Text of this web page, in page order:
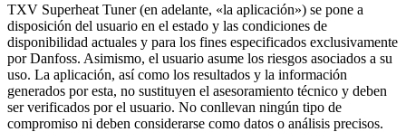
TXV Superheat Tuner (en adelante, «la aplicación») se pone a
disposición del usuario en el estado y las condiciones de
disponibilidad actuales y para los fines especificados exclusivamente
por Danfoss. Asimismo, el usuario asume los riesgos asociados a su
uso. La aplicación, así como los resultados y la información
generados por esta, no sustituyen el asesoramiento técnico y deben
ser verificados por el usuario. No conllevan ningún tipo de
compromiso ni deben considerarse como datos o análisis precisos.